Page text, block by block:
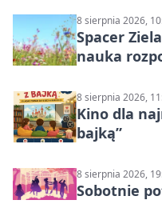
8 sierpnia 2026,
Spacer
nauka
8 sierpnia 2026,
Kino dla
bajką”
8 sierpnia 2026,
Sobotnie